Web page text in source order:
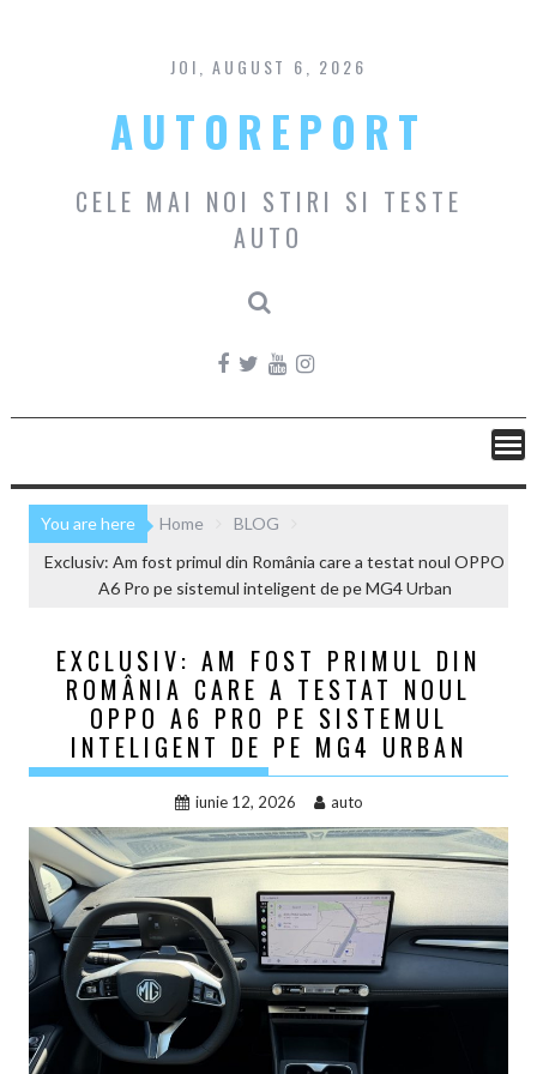
content
JOI, AUGUST 6, 2026
AUTOREPORT
CELE MAI NOI STIRI SI TESTE
AUTO
You are here Home
BLOG
Exclusiv: Am fost primul din România care a testat noul OPPO
A6 Pro pe sistemul inteligent de pe MG4 Urban
EXCLUSIV: AM FOST PRIMUL DIN
ROMÂNIA CARE A TESTAT NOUL
OPPO A6 PRO PE SISTEMUL
INTELIGENT DE PE MG4 URBAN
iunie 12, 2026 auto